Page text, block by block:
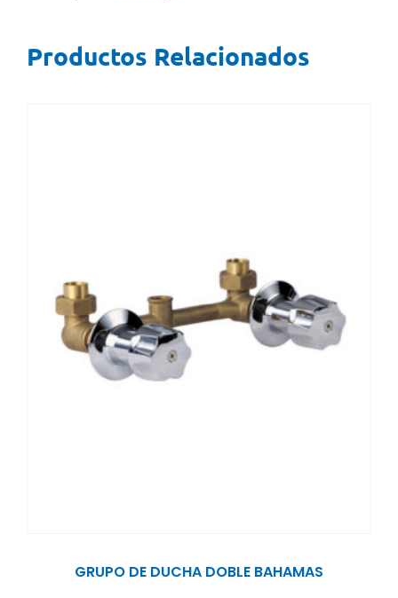
Productos Relacionados
GRUPO DE DUCHA DOBLE BAHAMAS